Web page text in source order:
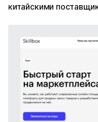
китайскими